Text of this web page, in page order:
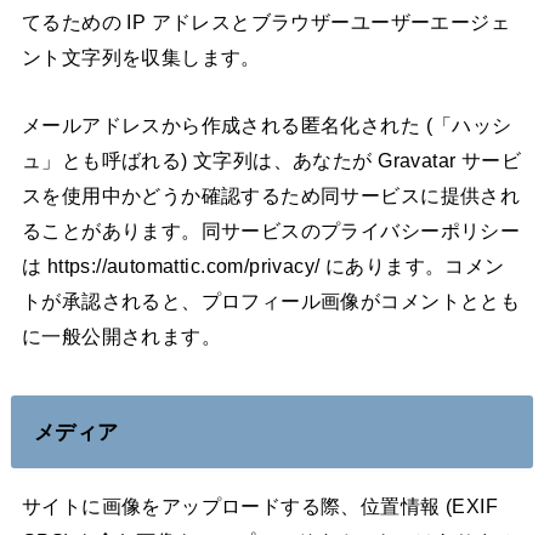
てるための IP アドレスとブラウザーユーザーエージェ
ント文字列を収集します。
メールアドレスから作成される匿名化された (「ハッシ
ュ」とも呼ばれる) 文字列は、あなたが Gravatar サービ
スを使用中かどうか確認するため同サービスに提供され
ることがあります。同サービスのプライバシーポリシー
は https://automattic.com/privacy/ にあります。コメン
トが承認されると、プロフィール画像がコメントととも
に一般公開されます。
メディア
サイトに画像をアップロードする際、位置情報 (EXIF